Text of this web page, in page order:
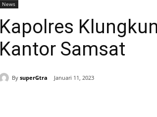
News
Kapolres
Kantor Samsat
By superGtra Januari 11, 2023